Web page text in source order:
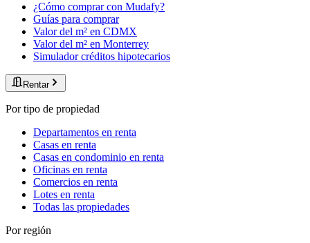
¿Cómo comprar con Mudafy?
Guías para comprar
Valor del m² en CDMX
Valor del m² en Monterrey
Simulador créditos hipotecarios
Rentar
Por tipo de propiedad
Departamentos en renta
Casas en renta
Casas en condominio en renta
Oficinas en renta
Comercios en renta
Lotes en renta
Todas las propiedades
Por región